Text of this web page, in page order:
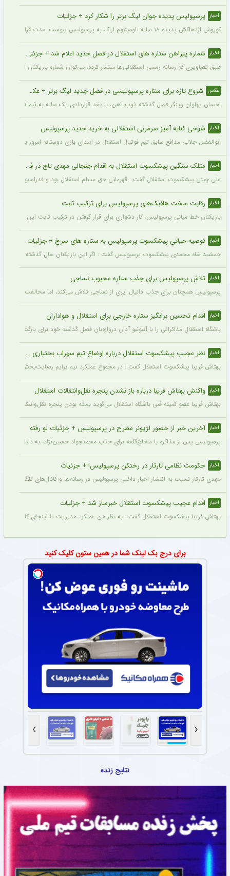
اخبار پرسپولیس پدیده جوان لیگ برتر را شکار کرد + جزئیات
کوروش اژدهاکش پدیده ۱۸ ساله آلومینیوم اراک به پرسپولیس پیوست. مدت قرارداد اژدهاکش با پرسپولیس به مدت ۴ سال است.
اخبار شماره پیراهن ستاره های استقلال در فصل جدید اعلام شد + جزئیات
طبق تصاویری که رسانه رسمی استقلالی‌ها منتشر کرده، می‌توان شماره بازیکنان این
عکس شروع تازه برای ستاره پرسپولیسی در فصل جدید لیگ برتر + عکس
احسان پهلوان وینگر فصل گذشته ذوب آهن، با عقد قراردادی یک ساله به تیم فجر
اخبار شوخی کنایه آمیز سرمربی استقلالی به خرید جدید پرسپولیس
ابوالفضل جلالی مدافع سابق تیم فوتبال استقلال در ابتدای بازی دوستانه امروز با
اخبار متلک سنگین پیشکسوت استقلال به اقدام جنجالی مهدی تاج در فدراسیون فوتبال
علی چینی پیشکسوت استقلال گفت : قهرمانی حق مسلم استقلال بود و فدراسیون باید آن
اخبار رقابت سخت هافبک‌های پرسپولیس برای ترکیب ثابت
بازیکنان خط میانی پرسپولیس، کار دشواری برای قرار گرفتن در ترکیب ثابت این تیم
اخبار توصیه حیاتی پیشکسوت پرسپولیس به ستاره های سرخ + جزئیات
جمشید شاه محمدی پیشکسوت پرسپولیس گفت : اگر این بازیکنان سال گذشته و سال‌های
اخبار تلاش پرسپولیس برای جذب ستاره محبوب نساجی
پرسپولیس همچنان برای جذب دانیال ایری از نساجی تلاش می‌کند، اما مخالفت
اخبار اقدام تحسین برانگیز ستاره خارجی برای استقلال و هواداران
باشگاه استقلال مذاکراتی را با آنتونیو آدان دروازه‌بان فصل گذشته خود برای بازگشت یه
اخبار نظر عجیب پیشکسوت استقلال درباره اوضاع تیم سهراب بختیاری زاده + جزئیات
بهتاش فریبا پیشکسوت استقلال گفت : در مجموع عملکرد تیم برایم رضایت‌بخش بود.
اخبار واکنش بهتاش فریبا درباره باز نشدن پنجره نقل‌وانتقالات استقلال
بهتاش فریبا عضو کمیته فنی باشگاه استقلال می‌گوید بسته بودن پنجره
اخبار آخرین خبر از حضور لژیونر مطرح در پرسپولیس + جزئیات لو رفته
پرسپولیس پس از مذاکره با ماخاچ‌قلعه برای جذب محمدجواد حسین‌نژاد، به دلیل رقم
اخبار حکومت نظامی تارتار در رختکن پرسپولیس! + جزئیات
مهدی تارتار نسبت به انتشار اخبار داخلی پرسپولیس در رسانه‌ها و کانال‌های تلگرامی
اخبار اقدام عجیب پیشکسوت استقلال خبرساز شد + جزئیات
بهتاش فریبا پیشکسوت استقلال گفت : به نظر من عملکرد مدیریت تا اینجای کار قابل
برای درج بک لینک شما در همین ستون کلیک کنید
‹
›
نتایج زنده